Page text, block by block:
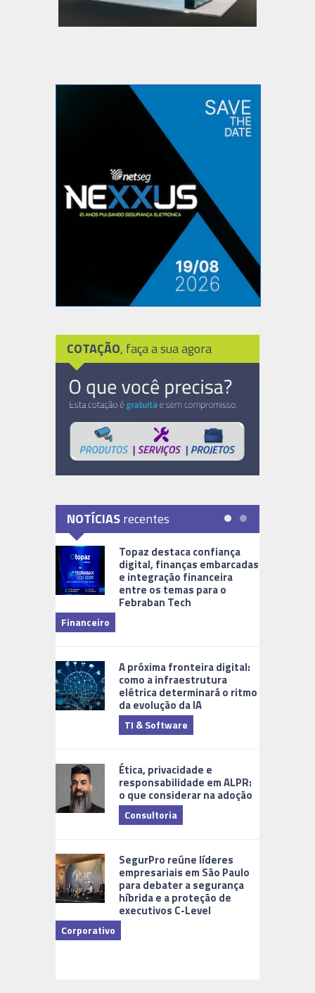
COTAÇÃO, faça a sua agora
NOTÍCIASrecentes
Topaz destaca confiança
digital, finanças embarcadas
e integração financeira
entre os temas para o
Febraban Tech
Financeiro
A próxima fronteira digital:
como a infraestrutura
elétrica determinará o ritmo
da evolução da IA
TI & Software
Ética, privacidade e
responsabilidade em ALPR:
o que considerar na adoção
Consultoria
SegurPro reúne líderes
empresariais em São Paulo
para debater a segurança
híbrida e a proteção de
executivos C-Level
Corporativo